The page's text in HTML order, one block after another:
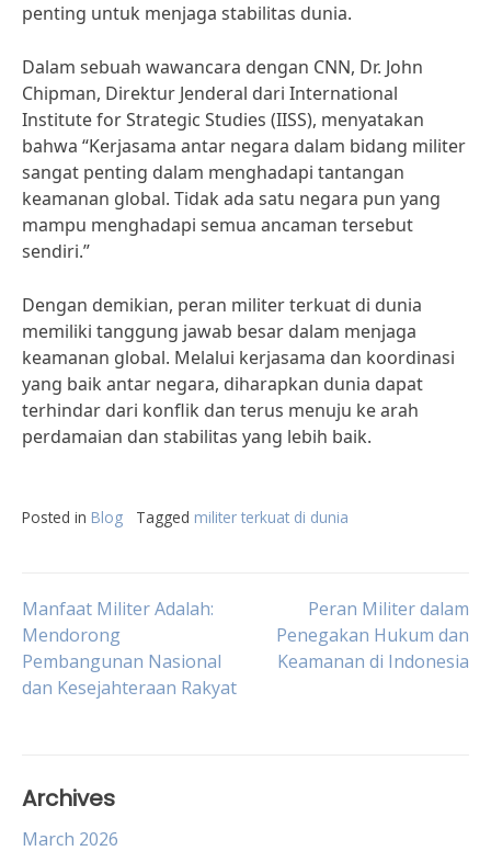
penting untuk menjaga stabilitas dunia.
Dalam sebuah wawancara dengan CNN, Dr. John
Chipman, Direktur Jenderal dari International
Institute for Strategic Studies (IISS), menyatakan
bahwa “Kerjasama antar negara dalam bidang militer
sangat penting dalam menghadapi tantangan
keamanan global. Tidak ada satu negara pun yang
mampu menghadapi semua ancaman tersebut
sendiri.”
Dengan demikian, peran militer terkuat di dunia
memiliki tanggung jawab besar dalam menjaga
keamanan global. Melalui kerjasama dan koordinasi
yang baik antar negara, diharapkan dunia dapat
terhindar dari konflik dan terus menuju ke arah
perdamaian dan stabilitas yang lebih baik.
Posted in Blog Tagged militer terkuat di dunia
Post
navigation
Manfaat Militer Adalah:
Mendorong
Pembangunan Nasional
dan Kesejahteraan Rakyat
Peran Militer dalam
Penegakan Hukum dan
Keamanan di Indonesia
Archives
March 2026